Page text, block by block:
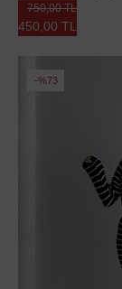
450,00 TL
750,00 TL
%73